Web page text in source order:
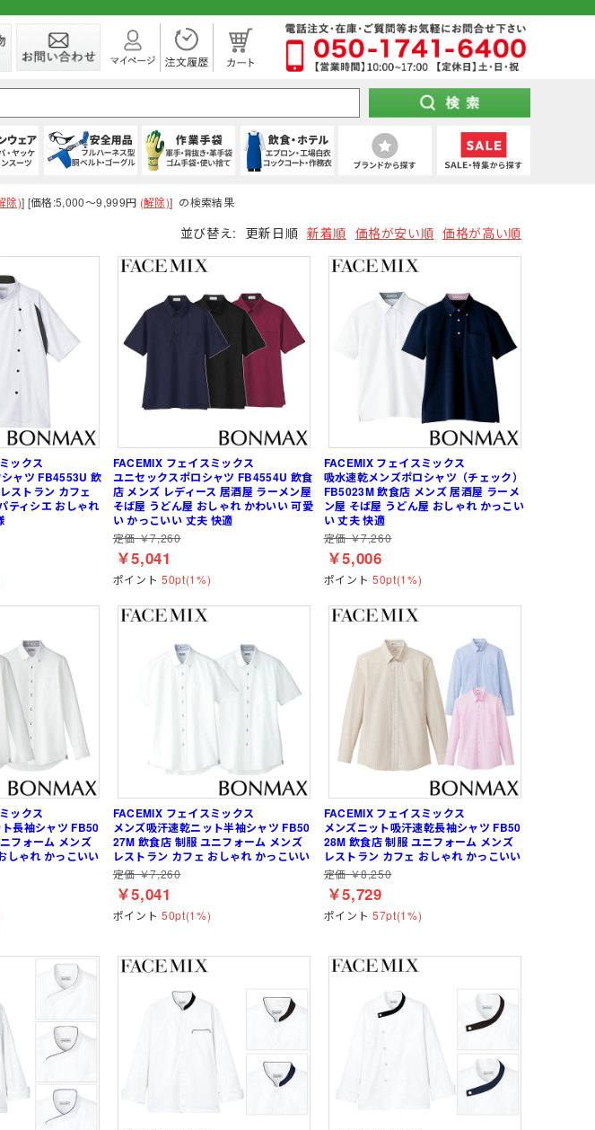
パンツ
防寒ベスト
） 防寒シャツ
フェイスウォーマー
ネックウォーマー
アームウォーマー インナーソックス
ラックス (秋冬・通年) 上下セット
トレーナー
ス (春夏) 上下セット
(春夏) デニム作業着
高視認性安全服
大きいサイズ
Tシャツ (半袖)
Tシャツ (長袖)
) ジップアップシャツ (長袖)
(春夏) ワークシャツ (半袖)
ツ (半袖) (秋冬・通年) ワークシャツ (長袖)
(通年) 長袖シャツ
(冬用) 半袖シャツ
(通年) 長袖シャツ
(七分丈) (冬用) タイツ・スパッツ (ロング)
(冬用) 上下セット
(夏用) タイツ・スパッツ (ショート)
(夏用) タイツ・スパッツ (七分丈)
レッグカバー
ヘッドキャップ
バッグ
マスク
防寒ウォーマー
前方つば付き
乗車兼用
紙帽子
熱中症対策ヘルメット
内装 (着装体)
シールド・バイザー
防災面 (フェイスシールド)
保護メガネ
炉前・溶接作業
狭所作業
熱中症対策 (遮熱)
防寒
軽量
耐熱・耐候性
高機能 簡単調節
ローカット・短靴タイプ
紐なし（スリッポン）
オーバーシューズ 紳士靴
JIS規格
大きいサイズ
ット パンツ・ズボン
レインシューズ
レインスーツ（上下セット）
現場作業・農業
2種) ハーネス型 (2丁掛け 第1種)
胴ベルト型 (1丁掛け)
胴ベルト型 (2丁掛け)
傾斜面用 (ワークポジショニング)
柱上用 (ワークポジショニング)
安全ベスト・タスキ
工具差し・収納用品
防災面 (フェイスシールド)
混紡軍手 (コンボー)
滑り止めなし軍手
7ゲージ軍手 (厚手)
火元作業用軍手 アウトドア用軍手
背抜き手袋
コーディング手袋
使い捨て手袋 (使い切り手袋)
低発塵・クリーンルーム用手袋
水産・漁業
食品加工業
品質管理用
介護・福祉業
レディース・キッズ用
パンツ・スカート
帽子・キャップ・三角巾
ネクタイ・スカーフ
和風小物・履物・アクセサリー
和帽子
トレーナー
オーバーオール
プ) 衛生帽子(ケープ付き)
衛生帽子(ショートタイプ)
セブンユニフォーム
サーヴォ(Servo)
FACEMIX(ボンマックス)
トムス(TOMS)
桑和(SOWA)
CROCS(クロックス)
和食・割烹向け ホテル・旅館向け
在庫処分市（仕入れ過ぎてしまった商品を大特価セール）
まもる君のお得情報メディア
除)] [価格:5,000～9,999円 (解除)] の検索結果
並び替え: 更新日順 新着順 価格が安い順 価格が高い順
ックス
ャツ FB4553U 飲
ストラン カフェ
ティシエ おしゃれ
FACEMIX フェイスミックス
ユニセックスポロシャツ FB4554U 飲食
店 メンズ レディース 居酒屋 ラーメン屋
そば屋 うどん屋 おしゃれ かわいい 可愛
い かっこいい 丈夫 快適
定価 ￥7,260
￥5,041
ポイント 50pt(1%)
FACEMIX フェイスミックス
吸水速乾メンズポロシャツ（チェック）
FB5023M 飲食店 メンズ 居酒屋 ラーメ
ン屋 そば屋 うどん屋 おしゃれ かっこい
い 丈夫 快適
定価 ￥7,260
￥5,006
ポイント 50pt(1%)
ックス
長袖シャツ FB50
フォーム メンズ
しゃれ かっこいい
FACEMIX フェイスミックス
メンズ吸汗速乾ニット半袖シャツ FB50
27M 飲食店 制服 ユニフォーム メンズ
レストラン カフェ おしゃれ かっこいい
定価 ￥7,260
￥5,041
ポイント 50pt(1%)
FACEMIX フェイスミックス
メンズニット吸汗速乾長袖シャツ FB50
28M 飲食店 制服 ユニフォーム メンズ
レストラン カフェ おしゃれ かっこいい
定価 ￥8,250
￥5,729
ポイント 57pt(1%)